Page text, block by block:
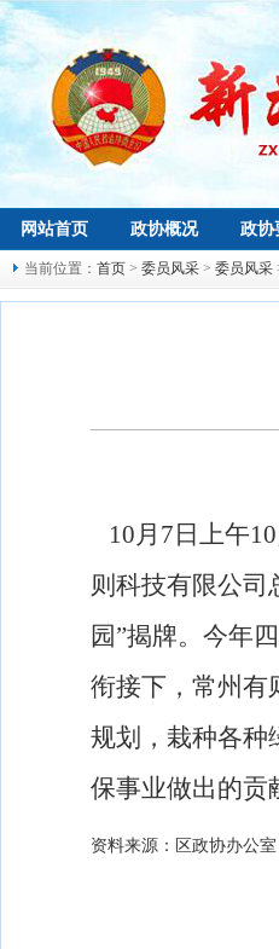
网站首页 政协概况 政协
当前位置： 首页 > 委员风采 > 委员风采
10月 7 日上午10
则科技有限公司
园”揭牌。今年
衔接下，常州有
规划，栽种各种
保事业做出的贡
资料来源：区政协办公室